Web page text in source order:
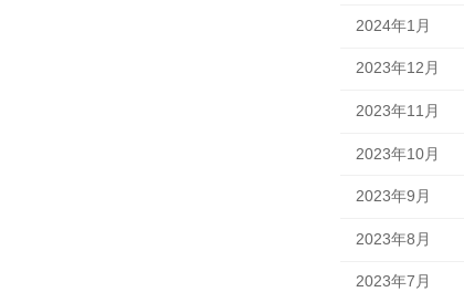
2024年1月
2023年12月
2023年11月
2023年10月
2023年9月
2023年8月
2023年7月